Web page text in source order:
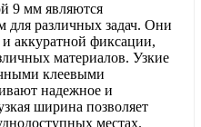
9 мм являются
для различных задач. Они
аккуратной фиксации,
материалов. Узкие
клеевыми
надежное и
ширина позволяет
местах.